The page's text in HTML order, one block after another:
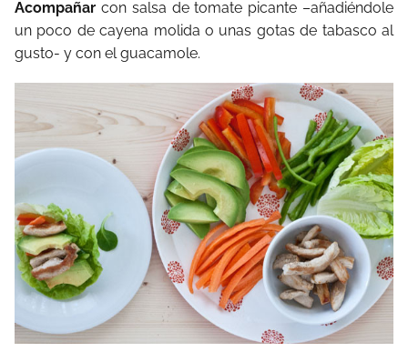
Acompañar con salsa de tomate picante –añadiéndole
un poco de cayena molida o unas gotas de tabasco al
gusto- y con el guacamole.